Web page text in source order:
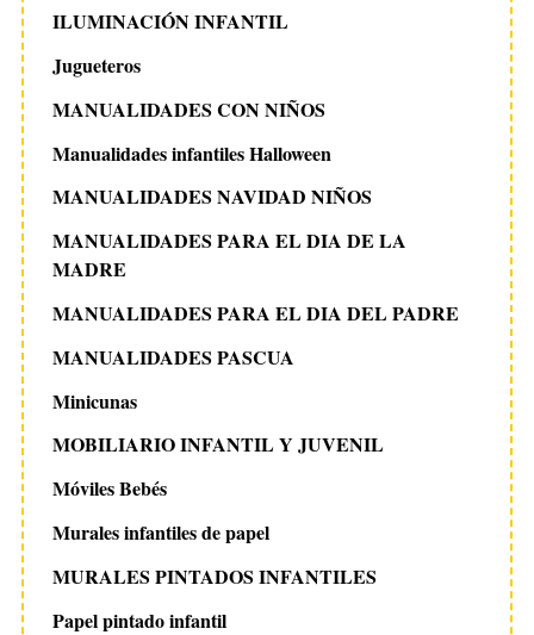
ILUMINACIÓN INFANTIL
Jugueteros
MANUALIDADES CON NIÑOS
Manualidades infantiles Halloween
MANUALIDADES NAVIDAD NIÑOS
MANUALIDADES PARA EL DIA DE LA
MADRE
MANUALIDADES PARA EL DIA DEL PADRE
MANUALIDADES PASCUA
Minicunas
MOBILIARIO INFANTIL Y JUVENIL
Móviles Bebés
Murales infantiles de papel
MURALES PINTADOS INFANTILES
Papel pintado infantil